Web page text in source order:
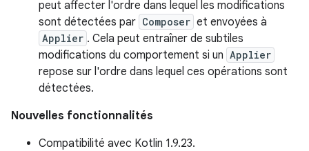
peut affecter l'ordre dans lequel les modifications
sont détectées par Composer et envoyées à
Applier . Cela peut entraîner de subtiles
modifications du comportement si un Applier
repose sur l'ordre dans lequel ces opérations sont
détectées.
Nouvelles fonctionnalités
Compatibilité avec Kotlin 1.9.23.